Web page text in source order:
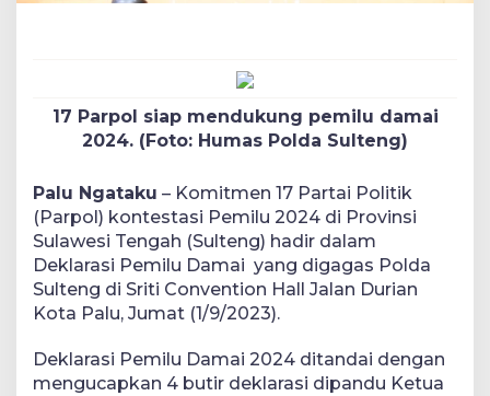
17 Parpol siap mendukung pemilu damai
2024. (Foto: Humas Polda Sulteng)
Palu Ngataku – Komitmen 17 Partai Politik
(Parpol) kontestasi Pemilu 2024 di Provinsi
Sulawesi Tengah (Sulteng) hadir dalam
Deklarasi Pemilu Damai yang digagas Polda
Sulteng di Sriti Convention Hall Jalan Durian
Kota Palu, Jumat (1/9/2023).
Deklarasi Pemilu Damai 2024 ditandai dengan
mengucapkan 4 butir deklarasi dipandu Ketua